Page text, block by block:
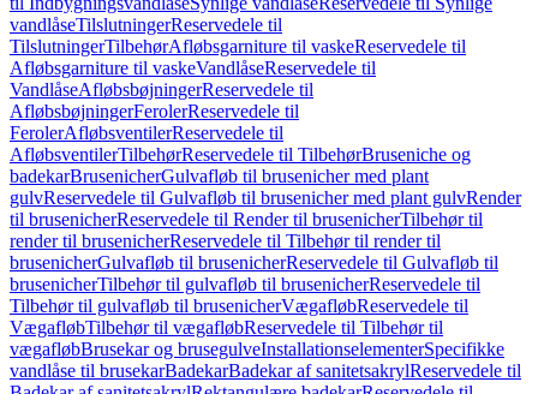
vandlåseTilslutningerReservedele til
TilslutningerTilbehørAfløbsgarniture til vaskeReservedele til
Afløbsgarniture til vaskeVandlåseReservedele til
VandlåseAfløbsbøjningerReservedele til
AfløbsbøjningerFerolerReservedele til
FerolerAfløbsventilerReservedele til
AfløbsventilerTilbehørReservedele til TilbehørBruseniche og
badekarBrusenicherGulvafløb til brusenicher med plant
gulvReservedele til Gulvafløb til brusenicher med plant gulvRender
til brusenicherReservedele til Render til brusenicherTilbehør til
render til brusenicherReservedele til Tilbehør til render til
brusenicherGulvafløb til brusenicherReservedele til Gulvafløb til
brusenicherTilbehør til gulvafløb til brusenicherReservedele til
Tilbehør til gulvafløb til brusenicherVægafløbReservedele til
VægafløbTilbehør til vægafløbReservedele til Tilbehør til
vægafløbBrusekar og brusegulveInstallationselementerSpecifikke
vandlåse til brusekarBadekarBadekar af sanitetsakrylReservedele til